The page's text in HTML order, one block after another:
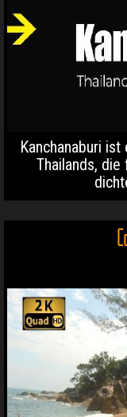
Kanchanaburi
Thailands,